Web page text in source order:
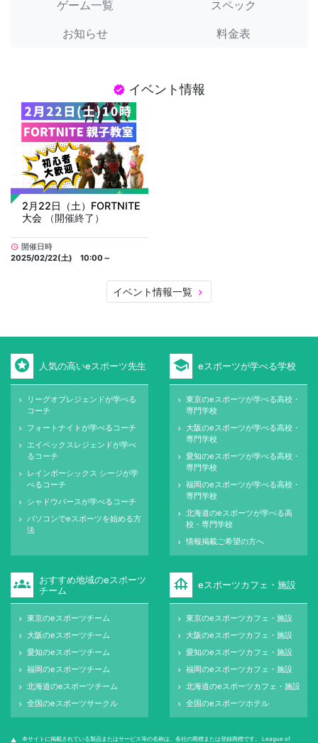
ゲーム一覧
スペック
お知らせ
料金表
verified イベント情報
2月22日（土）FORTNITE
大会
（開催終了）
schedule 開催日時
2025/02/22(土) 10:00～
イベント情報一覧 keyboard_arrow_right
stars 人気の高いeスポーツ先生
keyboard_arrow_right
リーグオブレジェンドが学べる
コーチ
keyboard_arrow_right フォートナイトが学べるコーチ
keyboard_arrow_right
エイペックスレジェンドが学べ
るコーチ
keyboard_arrow_right
レインボーシックス シージが学
べるコーチ
keyboard_arrow_right シャドウバースが学べるコーチ
keyboard_arrow_right
パソコンでeスポーツを始める方
法
school eスポーツが学べる学校
keyboard_arrow_right
東京のeスポーツが学べる高校・
専門学校
keyboard_arrow_right
大阪のeスポーツが学べる高校・
専門学校
keyboard_arrow_right
愛知のeスポーツが学べる高校・
専門学校
keyboard_arrow_right
福岡のeスポーツが学べる高校・
専門学校
keyboard_arrow_right
北海道のeスポーツが学べる高
校・専門学校
keyboard_arrow_right 情報掲載ご希望の方へ
groups
おすすめ地域のeスポーツ
チーム
keyboard_arrow_right 東京のeスポーツチーム
keyboard_arrow_right 大阪のeスポーツチーム
keyboard_arrow_right 愛知のeスポーツチーム
keyboard_arrow_right 福岡のeスポーツチーム
keyboard_arrow_right 北海道のeスポーツチーム
keyboard_arrow_right 全国のeスポーツサークル
foundation eスポーツカフェ・施設
keyboard_arrow_right 東京のeスポーツカフェ・施設
keyboard_arrow_right 大阪のeスポーツカフェ・施設
keyboard_arrow_right 愛知のeスポーツカフェ・施設
keyboard_arrow_right 福岡のeスポーツカフェ・施設
keyboard_arrow_right 北海道のeスポーツカフェ・施設
keyboard_arrow_right 全国のeスポーツホテル
warning 本サイトに掲載されている製品またはサービス等の名称は、各社の商標または登録商標です。 League of